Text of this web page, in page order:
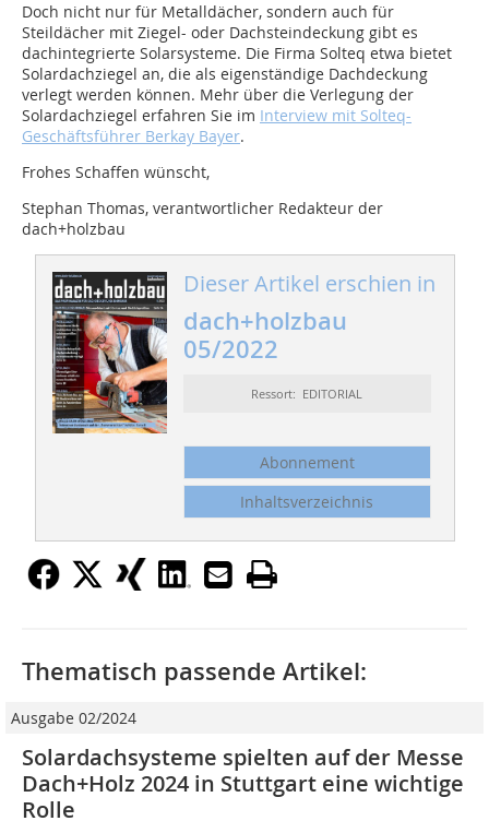
Doch nicht nur für Metalldächer, sondern auch für
Steildächer mit Ziegel- oder Dachsteindeckung gibt es
dachintegrierte Solarsysteme. Die Firma Solteq etwa bietet
Solardachziegel an, die als eigenständige Dachdeckung
verlegt werden können. Mehr über die Verlegung der
Solardachziegel erfahren Sie im Interview mit Solteq-
Geschäftsführer Berkay Bayer.
Frohes Schaffen wünscht,
Stephan Thomas, verantwortlicher Redakteur der
dach+holzbau
Dieser Artikel erschien in
dach+holzbau
05/2022
Ressort: EDITORIAL
Abonnement
Inhaltsverzeichnis
Thematisch passende Artikel:
Ausgabe 02/2024
Solardachsysteme spielten auf der Messe
Dach+Holz 2024 in Stuttgart eine wichtige
Rolle